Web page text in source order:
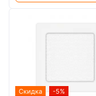
Скидка -5%